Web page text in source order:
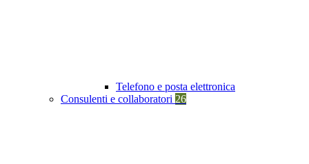
Telefono e posta elettronica
Consulenti e collaboratori 26